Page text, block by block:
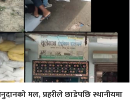
मल, प्रहरीले छाडेपछि स्थानीयमा